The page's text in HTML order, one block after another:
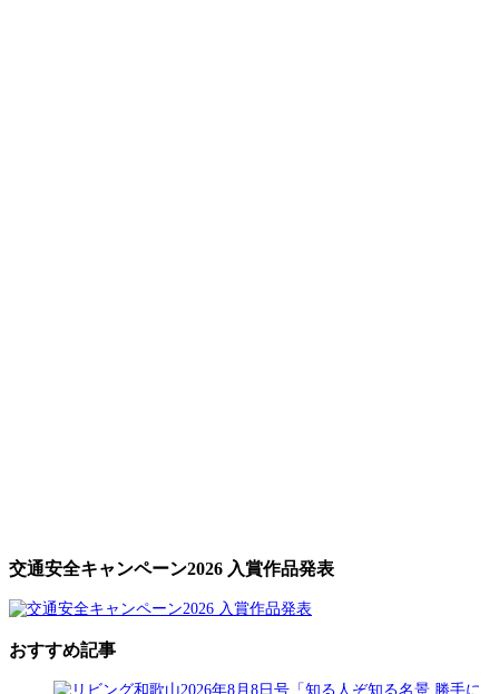
交通安全キャンペーン2026 入賞作品発表
おすすめ記事